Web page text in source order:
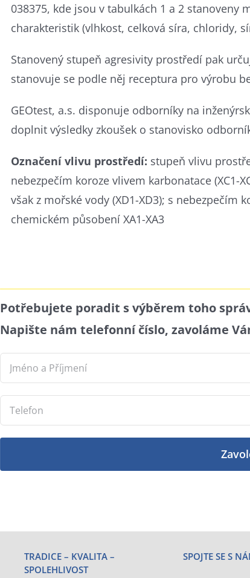
038375, kde jsou v tabulkách 1 a 2 stanoveny
charakteristik (vlhkost, celková síra, chloridy,
Stanovený stupeň agresivity prostředí pak
stanovuje se podle něj receptura pro výrobu
GEOtest, a.s. disponuje odborníky na
doplnit výsledky zkoušek o stanovisko
Označení vlivu prostředí: stupeň vlivu
nebezpečím koroze vlivem karbonatace (XC1-
však z mořské vody (XD1-XD3); s nebezpečím
chemickém působení XA1-XA3
Potřebujete poradit s výběrem toho
Napište nám telefonní číslo, zavoláme
TRADICE – KVALITA –
SPOLEHLIVOST
SPOJTE SE S